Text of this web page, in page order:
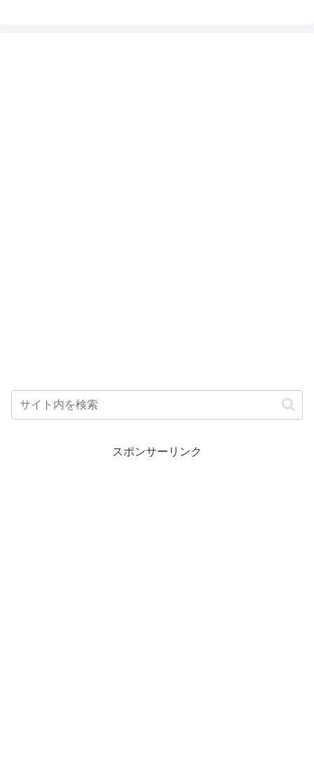
スポンサーリンク